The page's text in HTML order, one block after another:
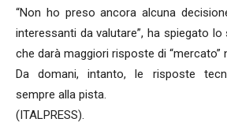
“Non ho preso ancora alcuna
interessanti da valutare”, ha spiegato
che darà maggiori risposte di “mercato”
Da domani, intanto, le risposte
sempre alla pista.
(ITALPRESS).